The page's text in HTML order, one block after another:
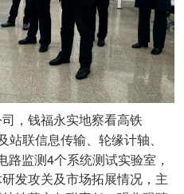
，钱福永实地察看高铁
站联信息传输、轮缘计轴、
路监测4个系统测试实验室，
发攻关及市场拓展情况，主